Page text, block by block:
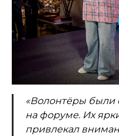
«Волонтёры
на форуме. Их
привлекал